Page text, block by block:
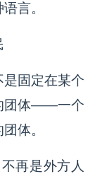
言。
固定在某个
团体——一个
体。
再是外方人